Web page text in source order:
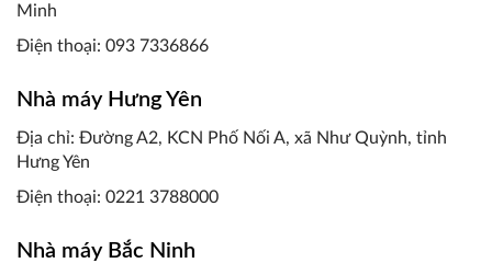
Minh
Điện thoại: 093 7336866
Nhà máy Hưng Yên
Địa chỉ: Đường A2, KCN Phố Nối A, xã Như Quỳnh, tỉnh
Hưng Yên
Điện thoại: 0221 3788000
Nhà máy Bắc Ninh